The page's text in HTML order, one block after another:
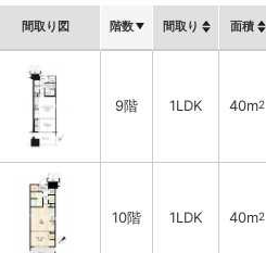
間取り図 階数 間取り 面積
9階 1LDK 40m2
10階 1LDK 40m2